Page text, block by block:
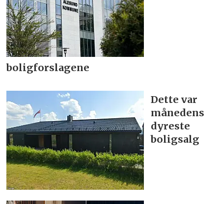
boligforslagene
Dette var
månedens
dyreste
boligsalg